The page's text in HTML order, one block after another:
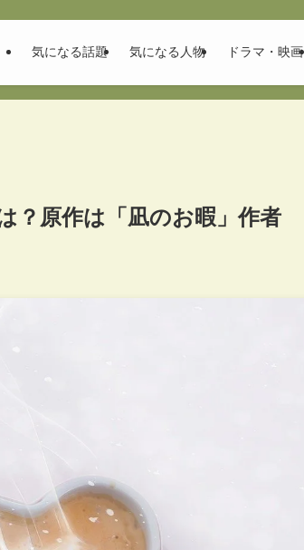
気になる話題 気になる人物 ドラマ・映画
？原作は「凪のお暇」作者